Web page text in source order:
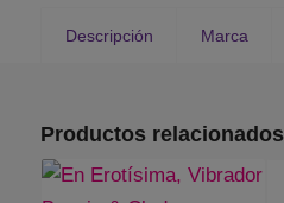
Descripción Marca
Productos relacionados